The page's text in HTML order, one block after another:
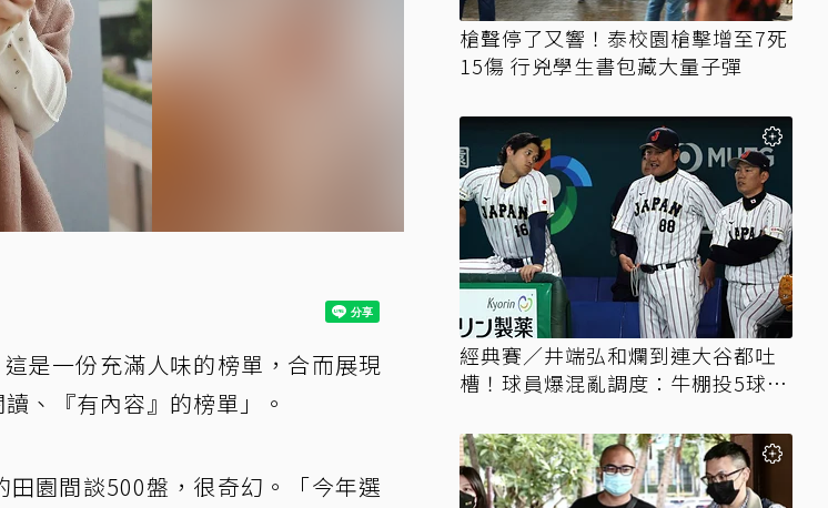
是一份充滿人味的榜單，合而展現
、『有內容』的榜單」。
園間談500盤，很奇幻。「今年選
槍聲停了又響！泰校園槍擊增至7死
15傷 行兇學生書包藏大量子彈
經典賽／井端弘和爛到連大谷都吐
槽！球員爆混亂調度：牛棚投5球就